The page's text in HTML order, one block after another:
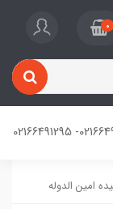
0
امین الدوله